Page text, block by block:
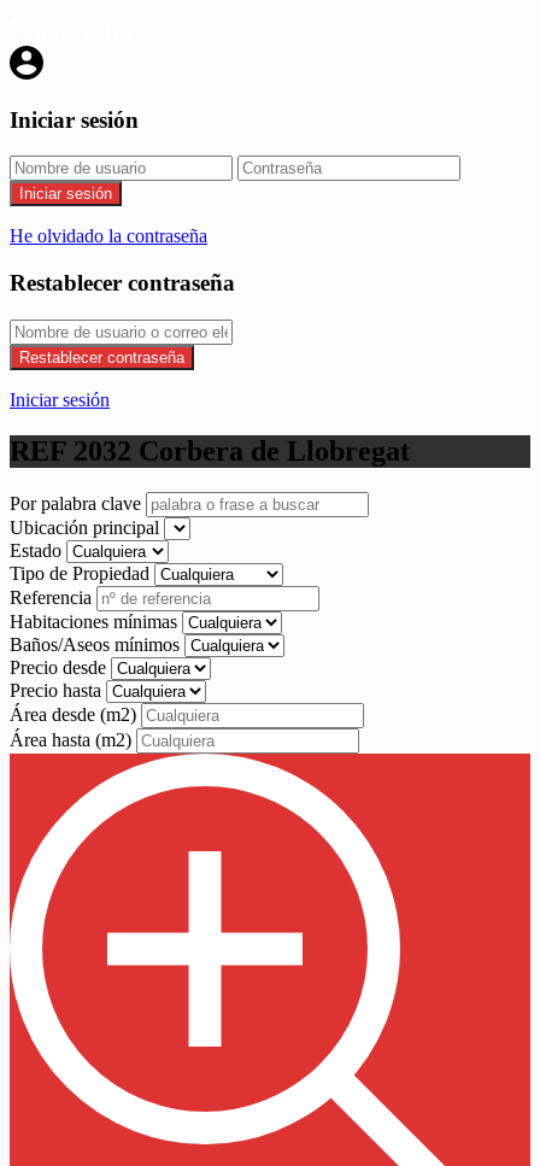
Iniciar sesión
Iniciar sesión
He olvidado la contraseña
Restablecer contraseña
Restablecer contraseña
Iniciar sesión
REF 2032 Corbera de Llobregat
Por palabra clave
Ubicación principal
Estado
Tipo de Propiedad
Referencia
Habitaciones mínimas
Baños/Aseos mínimos
Precio desde
Precio hasta
Área desde (m2)
Área hasta (m2)